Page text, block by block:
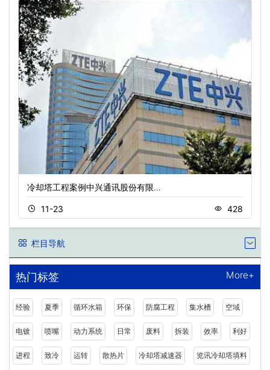
冷却塔工程案例中兴通讯股份有限…
11-23 428
栏目导航
热门标签 More+
经验 夏季 循环水箱 环保 防腐工程 集水槽 空域
电镀 喷嘴 动力系统 日常 废料 拆装 效率 利好
进程 致冷 运转 散热片 冷却塔减速器 览讯冷却塔填料